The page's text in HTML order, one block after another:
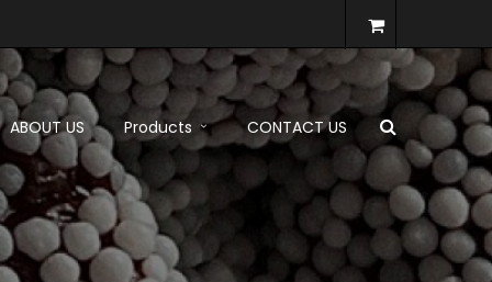
ABOUT US Products CONTACT US